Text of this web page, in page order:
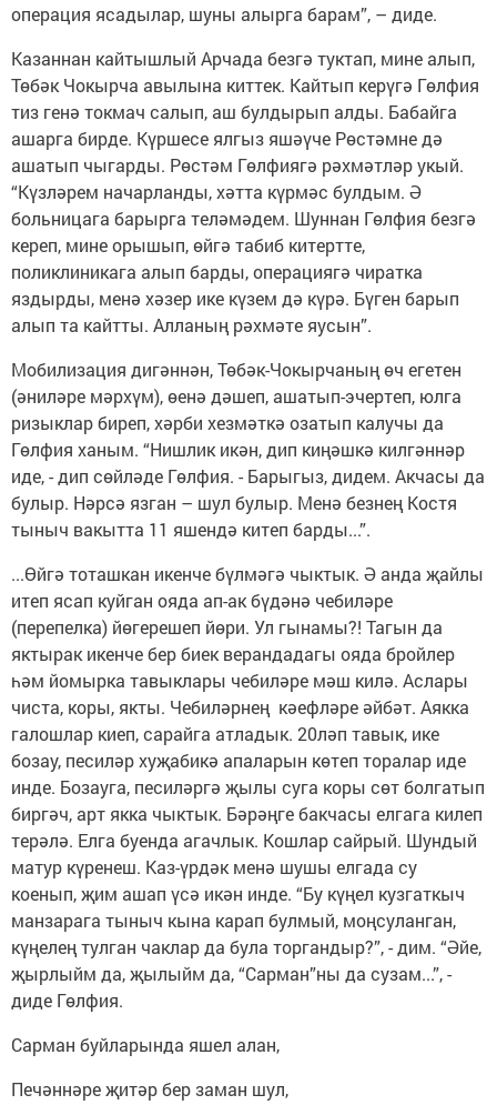
операция ясадылар, шуны алырга барам”, – диде.
Казаннан кайтышлый Арчада безгә туктап, мине алып,
Төбәк Чокырча авылына киттек. Кайтып керүгә Гөлфия
тиз генә токмач салып, аш булдырып алды. Бабайга
ашарга бирде. Күршесе ялгыз яшәүче Рөстәмне дә
ашатып чыгарды. Рөстәм Гөлфиягә рәхмәтләр укый.
“Күзләрем начарланды, хәтта күрмәс булдым. Ә
больницага барырга теләмәдем. Шуннан Гөлфия безгә
кереп, мине орышып, өйгә табиб китертте,
поликлиникага алып барды, операциягә чиратка
яздырды, менә хәзер ике күзем дә күрә. Бүген барып
алып та кайтты. Алланың рәхмәте яусын”.
Мобилизация дигәннән, Төбәк-Чокырчаның өч егетен
(әниләре мәрхүм), өенә дәшеп, ашатып-эчертеп, юлга
ризыклар биреп, хәрби хезмәткә озатып калучы да
Гөлфия ханым. “Нишлик икән, дип киңәшкә килгәннәр
иде, - дип сөйләде Гөлфия. - Барыгыз, дидем. Акчасы да
булыр. Нәрсә язган – шул булыр. Менә безнең Костя
тыныч вакытта 11 яшендә китеп барды...”.
...Өйгә тоташкан икенче бүлмәгә чыктык. Ә анда җайлы
итеп ясап куйган ояда ап-ак бүдәнә чебиләре
(перепелка) йөгерешеп йөри. Ул гынамы?! Тагын да
яктырак икенче бер биек верандадагы ояда бройлер
һәм йомырка тавыклары чебиләре мәш килә. Аслары
чиста, коры, якты. Чебиләрнең кәефләре әйбәт. Аякка
галошлар киеп, сарайга атладык. 20ләп тавык, ике
бозау, песиләр хуҗабикә апаларын көтеп торалар иде
инде. Бозауга, песиләргә җылы суга коры сөт болгатып
биргәч, арт якка чыктык. Бәрәңге бакчасы елгага килеп
терәлә. Елга буенда агачлык. Кошлар сайрый. Шундый
матур күренеш. Каз-үрдәк менә шушы елгада су
коенып, җим ашап үсә икән инде. “Бу күңел кузгаткыч
манзарага тыныч кына карап булмый, моңсуланган,
күңелең тулган чаклар да була торгандыр?”, - дим. “Әйе,
җырлыйм да, җылыйм да, “Сарман”ны да сузам...”, -
диде Гөлфия.
Сарман буйларында яшел алан,
Печәннәре җитәр бер заман шул,